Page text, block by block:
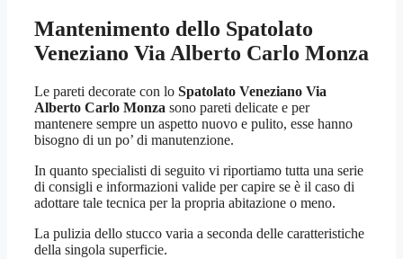
Mantenimento dello Spatolato
Veneziano Via Alberto Carlo Monza
Le pareti decorate con lo Spatolato Veneziano Via
Alberto Carlo Monza sono pareti delicate e per
mantenere sempre un aspetto nuovo e pulito, esse hanno
bisogno di un po’ di manutenzione.
In quanto specialisti di seguito vi riportiamo tutta una serie
di consigli e informazioni valide per capire se è il caso di
adottare tale tecnica per la propria abitazione o meno.
La pulizia dello stucco varia a seconda delle caratteristiche
della singola superficie.